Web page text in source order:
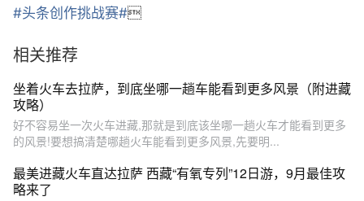
#头条创作挑战赛#
相关推荐
坐着火车去拉萨，到底坐哪一趟车能看到更多风景（附进藏
攻略）
好不容易坐一次火车进藏,那就是到底该坐哪一趟火车才能看到更多
的风景!要想搞清楚哪趟火车能看到更多风景,先要明...
最美进藏火车直达拉萨 西藏“有氧专列”12日游，9月最佳攻
略来了